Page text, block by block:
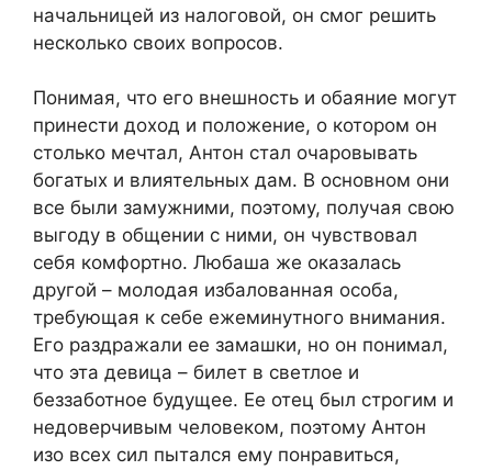
начальницей из налоговой, он смог решить
несколько своих вопросов.
Понимая, что его внешность и обаяние могут
принести доход и положение, о котором он
столько мечтал, Антон стал очаровывать
богатых и влиятельных дам. В основном они
все были замужними, поэтому, получая свою
выгоду в общении с ними, он чувствовал
себя комфортно. Любаша же оказалась
другой – молодая избалованная особа,
требующая к себе ежеминутного внимания.
Его раздражали ее замашки, но он понимал,
что эта девица – билет в светлое и
беззаботное будущее. Ее отец был строгим и
недоверчивым человеком, поэтому Антон
изо всех сил пытался ему понравиться,